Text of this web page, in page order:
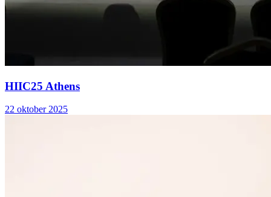
HIIC25 Athens
22 oktober 2025